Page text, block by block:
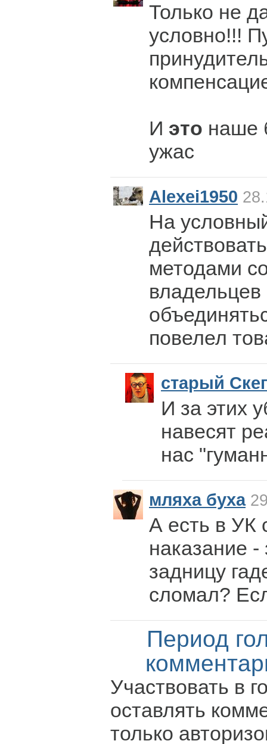
Только не
условно!!!
И это наше
ужас
Alexei1950
На
методами
повелел
старый
И за этих
навесят
нас
мляха буха
А есть в УК
наказание -
задницу
сломал?
Период
Участвовать в
оставлять
только